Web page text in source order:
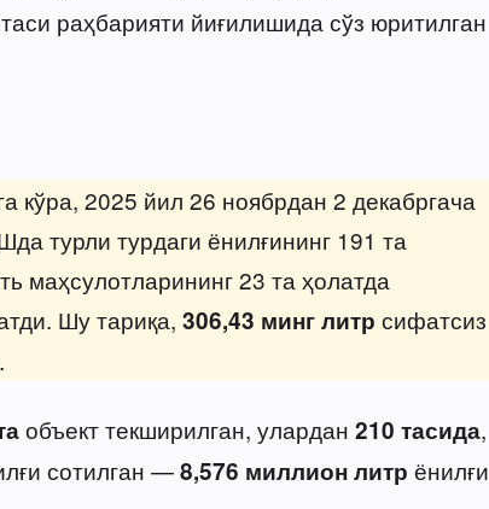
раҳбарияти йиғилишида сўз юритилган
кўра, 2025 йил 26 ноябрдан 2 декабргача
турли турдаги ёнилғининг 191 та
маҳсулотларининг 23 та ҳолатда
Шу тариқа, 306,43 минг литр сифатсиз
объект текширилган, улардан 210 тасида,
сотилган —8,576 миллион литр ёнилғи